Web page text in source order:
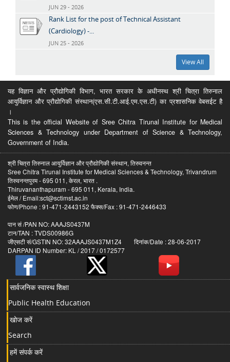
JUN 29 - 2026
Rank List for the post of Technical Assistant
(Cardiology) -...
JUN 25 - 2026
View All
यह विज्ञान और प्रौद्योगिकी विभाग, भारत सरकार के अधीनस्थ श्री चित्रा तिरुनाल
आयुर्विज्ञान और प्रौद्योगिकी संस्थान(एस.सी.टी.आई.एम.एस.टी) का प्रशासनिक वेबसईट है
।
This is the official Website of Sree Chitra Tirunal Institute for Medical
Sciences & Technology under Department of Science & Technology,
Government of India.
श्री चित्रा तिरुनाल आयुर्विज्ञान और प्रौद्योगिकी संस्थान, तिरुवनन्त
Sree Chitra Tirunal Institute for Medical Sciences & Technology, Trivandrum
तिरुवनन्तपुरम - 695 011, केरल, भारत .
Thiruvananthapuram - 695 011, Kerala, India.
ईमेल / Email:sct@sctimst.ac.in
फोण/Phone : 91-471-2443152 फैक्स/Fax : 91-471-2446433
पान सं /PAN NO: AAAJS0437M
टान/TAN : TVDS00986G
जीएसटी सं/GSTIN NO: 32AAAJS0437M1Z4 दिनांक/Date : 28-06-2017
DARPAN ID Number: KL / 2017 / 0172577
सार्वजनिक स्वास्थ शिक्षा
Public Health Education
खोज करें
Search
हमें संपर्क करें